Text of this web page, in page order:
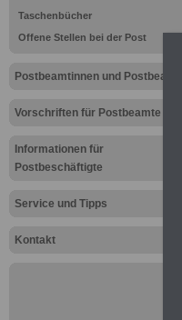
Taschenbücher
Offene Stellen bei der Post
Postbeamtinnen und Postbeamte
Vorschriften für Postbeamte
Informationen für
Postbeschäftigte
Service und Tipps
Kontakt